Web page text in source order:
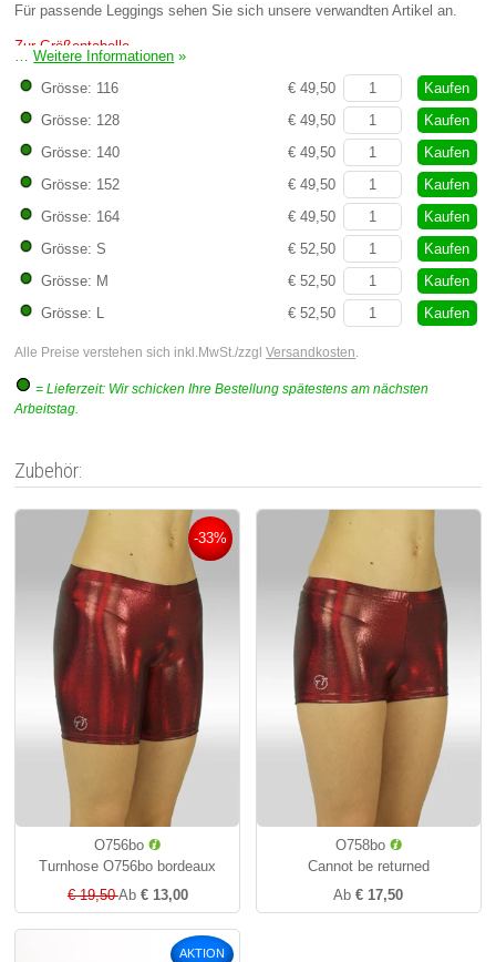
Für passende Leggings sehen Sie sich unsere verwandten Artikel an.
…Weitere Informationen »
Zur Größentabelle
Grösse: 116 € 49,50
Kaufen
Grösse: 128
€ 49,50
Kaufen
Grösse: 140
€ 49,50
Kaufen
Grösse: 152
€ 49,50
Kaufen
Grösse: 164
€ 49,50
Kaufen
Grösse: S
€ 52,50
Kaufen
Grösse: M
€ 52,50
Kaufen
Grösse: L
€ 52,50 Kaufen
Alle Preise verstehen sich inkl.MwSt./zzglVersandkosten
= Lieferzeit: Wir schicken Ihre Bestellung spätestens am nächsten
Arbeitstag.
Zubehör:
-33%
O756bo
Turnhose O756bo bordeaux
€ 19,50Ab€ 13,00
O758bo
Cannot be returned
Ab € 17,50
AKTION